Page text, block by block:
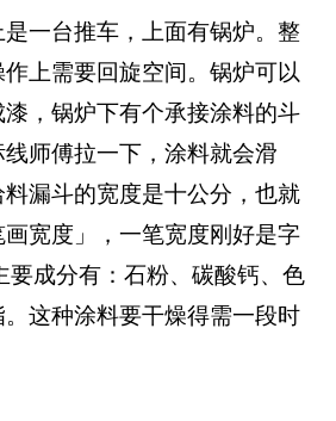
一台推车，上面有锅炉。整
上需要回旋空间。锅炉可以
，锅炉下有个承接涂料的斗
师傅拉一下，涂料就会滑
漏斗的宽度是十公分，也就
宽度」，一笔宽度刚好是字
要成分有：石粉、碳酸钙、色
这种涂料要干燥得需一段时